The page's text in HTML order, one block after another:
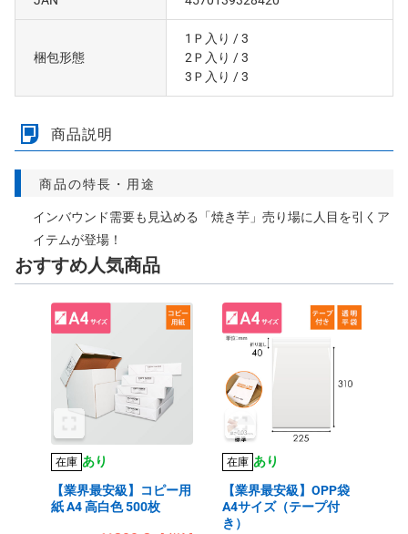
梱包形態
1Ｐ入り / 3
2Ｐ入り / 3
3Ｐ入り / 3
商品説明
商品の特長・用途
インバウンド需要も見込める「焼き芋」売り場に人目を引くア
イテムが登場！
おすすめ人気商品
在庫 あり
【業界最安級】コピー用
紙 A4 高白色 500枚
在庫 あり
【業界最安級】OPP袋
A4サイズ（テープ付
き）